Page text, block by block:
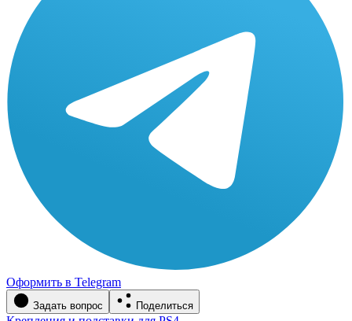
Оформить в Telegram
Задать вопрос Поделиться